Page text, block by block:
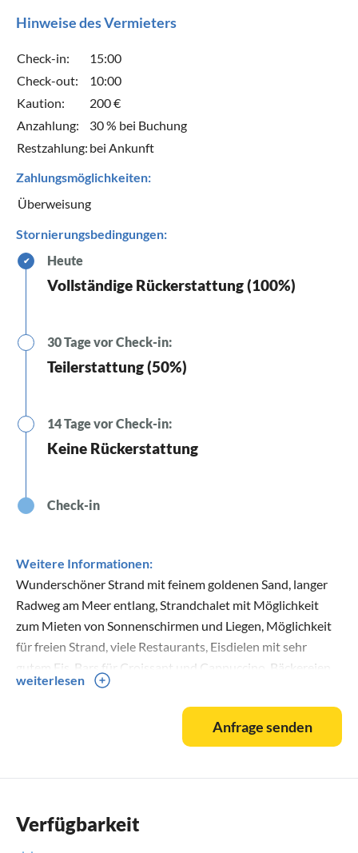
Hinweise des Vermieters
Check-in:
15:00
Check-out:
10:00
Kaution:
200 €
Anzahlung:
30 % bei Buchung
Restzahlung: bei Ankunft
Zahlungsmöglichkeiten:
Überweisung
Stornierungsbedingungen:
✔ Heute
Vollständige Rückerstattung (100%)
30 Tage vor Check-in:
Teilerstattung (50%)
14 Tage vor Check-in:
Keine Rückerstattung
Check-in
Weitere Informationen:
Wunderschöner Strand mit feinem goldenen Sand, langer
Radweg am Meer entlang, Strandchalet mit Möglichkeit
zum Mieten von Sonnenschirmen und Liegen, Möglichkeit
für freien Strand, viele Restaurants, Eisdielen mit sehr
gutem Eis, Bars für Croissant und Cappuccino, Bäckereien,
Fahrradverleih.
weiterlesen
Anfrage senden
Verfügbarkeit